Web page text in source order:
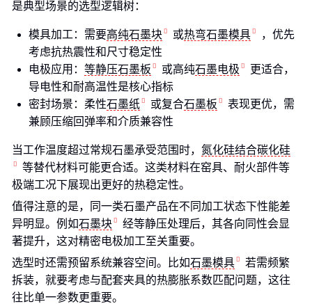
是典型场景的选型逻辑树：
模具加工：需要高纯石墨块 或热弯石墨模具
，优先
考虑抗热震性和尺寸稳定性
电极应用： 等静压石墨板 或高纯石墨电极
更适合，
导电性和耐高温性是核心指标
密封场景：柔性石墨纸 或复合石墨板
表现更优，需
兼顾压缩回弹率和介质兼容性
当工作温度超过常规石墨承受范围时， 氮化硅结合碳化硅
等替代材料可能更合适。这类材料在窑具、耐火部件等
极端工况下展现出更好的热稳定性。
值得注意的是，同一类石墨产品在不同加工状态下性能差
异明显。例如石墨块
经等静压处理后，其各向同性会显
著提升，这对精密电极加工至关重要。
选型时还需预留系统兼容空间。比如石墨模具
若需频繁
拆装，就要考虑与配套夹具的热膨胀系数匹配问题，这往
往比单一参数更重要。